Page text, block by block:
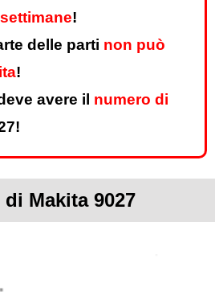
!
delle parti non può
!
avere il numero di
Makita 9027